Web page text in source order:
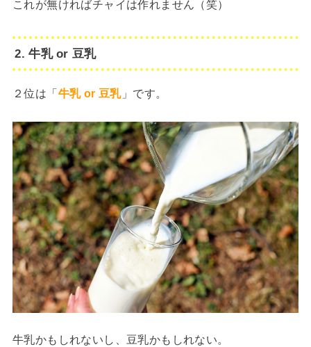
これが無ければチャイは作れません（笑）
2. 牛乳 or 豆乳
２位は「牛乳 or 豆乳」です。
牛乳かもしれないし、豆乳かもしれない。